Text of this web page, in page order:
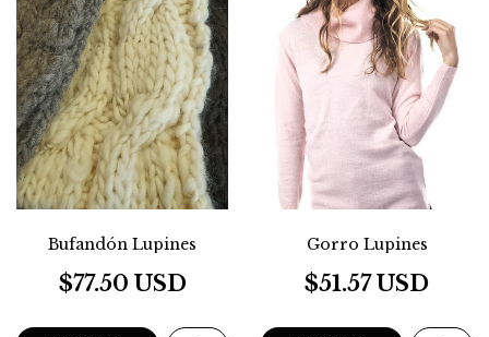
Bufandón Lupines
$77.50 USD
Gorro Lupines
$51.57 USD